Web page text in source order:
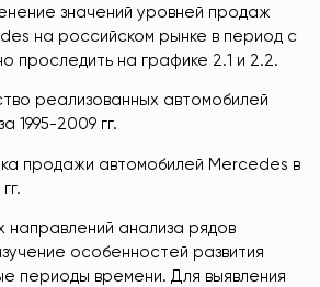
значений уровней продаж
на российском рынке в период с
проследить на графике 2.1 и 2.2.
реализованных автомобилей
1995-2009 гг.
продажи автомобилей Mercedes в
направлений анализа рядов
особенностей развития
периоды времени. Для выявления